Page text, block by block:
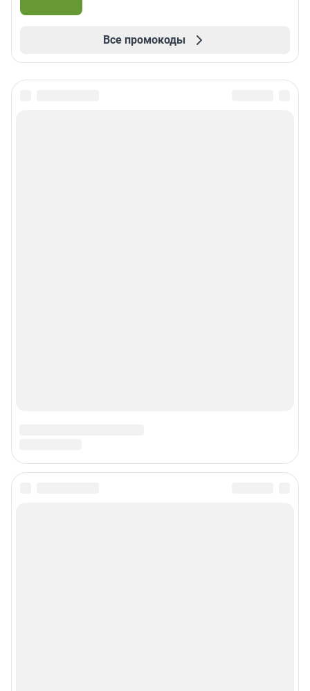
Все промокоды